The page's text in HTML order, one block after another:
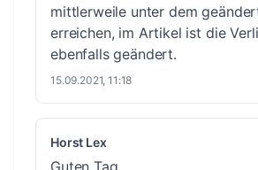
mittlerweile unter dem
erreichen, im Artikel ist die
ebenfalls geändert.
15.09.2021, 11:18
Horst Lex
Guten Tag,